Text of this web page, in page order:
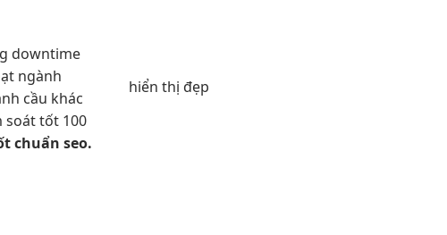
downtime
ngành
cầu khác
soát tốt 100
chuẩn seo.
hiển thị đẹp